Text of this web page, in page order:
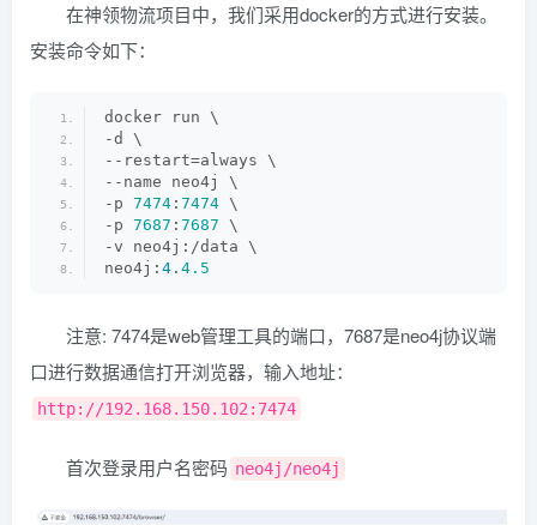
在神领物流项目中，我们采用docker的方式进行安装。
安装命令如下：
docker run \
-d \
--restart=always \
--name neo4j \
-p 7474 : 7474 \
-p 7687 : 7687 \
-v neo4j:/data \
neo4j: 4 . 4.5
注意: 7474是web管理工具的端口，7687是neo4j协议端
口进行数据通信打开浏览器，输入地址：
http://192.168.150.102:7474
首次登录用户名密码 neo4j/neo4j